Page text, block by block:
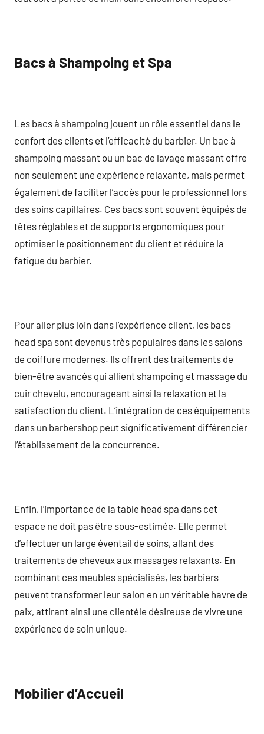
Bacs à Shampoing et Spa
Les bacs à shampoing jouent un rôle essentiel dans le
confort des clients et l’efficacité du barbier. Un bac à
shampoing massant ou un bac de lavage massant offre
non seulement une expérience relaxante, mais permet
également de faciliter l’accès pour le professionnel lors
des soins capillaires. Ces bacs sont souvent équipés de
têtes réglables et de supports ergonomiques pour
optimiser le positionnement du client et réduire la
fatigue du barbier.
Pour aller plus loin dans l’expérience client, les bacs
head spa sont devenus très populaires dans les salons
de coiffure modernes. Ils offrent des traitements de
bien-être avancés qui allient shampoing et massage du
cuir chevelu, encourageant ainsi la relaxation et la
satisfaction du client. L’intégration de ces équipements
dans un barbershop peut significativement différencier
l’établissement de la concurrence.
Enfin, l’importance de la table head spa dans cet
espace ne doit pas être sous-estimée. Elle permet
d’effectuer un large éventail de soins, allant des
traitements de cheveux aux massages relaxants. En
combinant ces meubles spécialisés, les barbiers
peuvent transformer leur salon en un véritable havre de
paix, attirant ainsi une clientèle désireuse de vivre une
expérience de soin unique.
Mobilier d’Accueil